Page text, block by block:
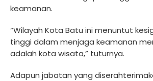
keamanan.
“Wilayah Kota Batu ini menuntut
tinggi dalam menjaga keamanan
adalah kota wisata,” tuturnya.
Adapun jabatan yang